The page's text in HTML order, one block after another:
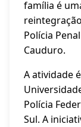
família é
Polícia
Cauduro.
A atividade
Polícia
Sul. A